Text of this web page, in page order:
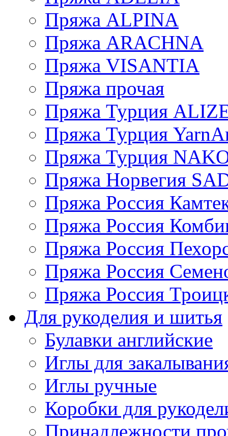
Пряжа ALPINA
Пряжа ARACHNA
Пряжа VISANTIA
Пряжа прочая
Пряжа Турция
Пряжа Турция
Пряжа Турция
Пряжа Норвегия
Пряжа Россия
Пряжа Россия
Пряжа Россия
Пряжа Россия
Пряжа Россия
Для рукоделия и шитья
Булавки английские
Иглы для
Иглы ручные
Коробки для
Принадлежности